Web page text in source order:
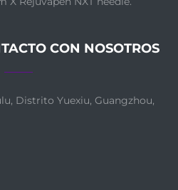
CON NOSOTROS
Distrito Yuexiu, Guangzhou,